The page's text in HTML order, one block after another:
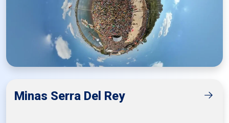
Minas Serra Del Rey